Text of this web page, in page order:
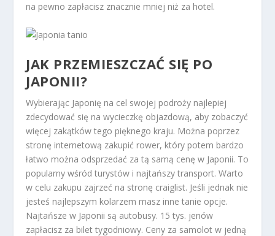
na pewno zapłacisz znacznie mniej niż za hotel.
JAK PRZEMIESZCZAĆ SIĘ PO
JAPONII?
Wybierając Japonię na cel swojej podroży najlepiej
zdecydować się na wycieczkę objazdową, aby zobaczyć
więcej zakątków tego pięknego kraju. Można poprzez
stronę internetową zakupić rower, który potem bardzo
łatwo można odsprzedać za tą samą cenę w Japonii. To
popularny wśród turystów i najtańszy transport. Warto
w celu zakupu zajrzeć na stronę craiglist. Jeśli jednak nie
jesteś najlepszym kolarzem masz inne tanie opcje.
Najtańsze w Japonii są autobusy. 15 tys. jenów
zapłacisz za bilet tygodniowy. Ceny za samolot w jedną